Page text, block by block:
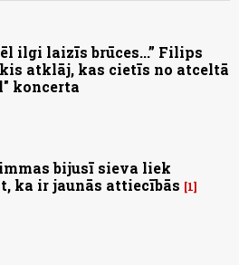
ilgi laizīs brūces...” Filips
atklāj, kas cietīs no atceltā
koncerta
bijusī sieva liek
ka ir jaunās attiecībās
1